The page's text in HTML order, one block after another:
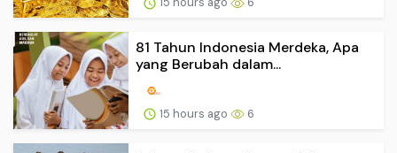
81 Tahun Indonesia Merdeka, Apa
yang Berubah dalam...
15 hours ago 6